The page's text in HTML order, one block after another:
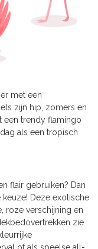
met een
zijn hip, zomers en
een trendy flamingo
als een tropisch
flair gebruiken? Dan
keuze! Deze exotische
roze verschijning en
zie
of als speelse all-